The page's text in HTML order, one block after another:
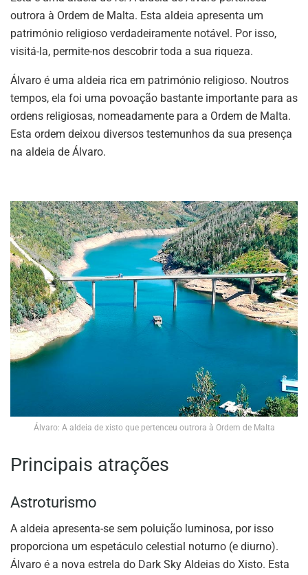
outrora à Ordem de Malta. Esta aldeia apresenta um
património religioso verdadeiramente notável. Por isso,
visitá-la, permite-nos descobrir toda a sua riqueza.
Álvaro é uma aldeia rica em património religioso. Noutros
tempos, ela foi uma povoação bastante importante para as
ordens religiosas, nomeadamente para a Ordem de Malta.
Esta ordem deixou diversos testemunhos da sua presença
na aldeia de Álvaro.
Álvaro: A aldeia de xisto que pertenceu outrora à Ordem de Malta
Principais atrações
Astroturismo
A aldeia apresenta-se sem poluição luminosa, por isso
proporciona um espetáculo celestial noturno (e diurno).
Álvaro é a nova estrela do Dark Sky Aldeias do Xisto. Esta